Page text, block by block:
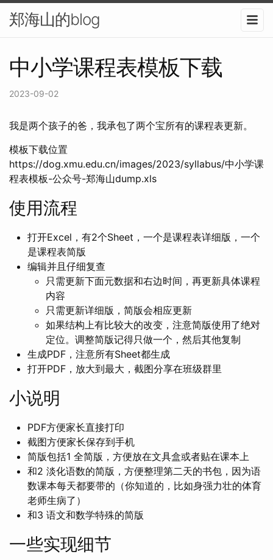
郑海山的blog
中小学课程表模板下载
2023-09-02
我是两个孩子的爸，我承包了两个宝所有的课程表更新。
模板下载位置
https://dog.xmu.edu.cn/images/2023/syllabus/中小学课
程表模板-公众号-郑海山dump.xls
使用流程
打开Excel，有2个Sheet，一个是课程表详细版，一个
是课程表简版
编辑并且仔细复查
只需更新下面元数据和右边时间，再更新具体课程
内容
只需更新详细版，简版会相应更新
如果结构上有比较大的改变，注意简版使用了绝对
定位。调整简版记得只做一个，然后其他复制
生成PDF，注意所有Sheet都生成
打开PDF，放大到最大，截图分享在班级群里
小说明
PDF方便家长直接打印
截图方便家长保存到手机
简版包括1 全简版，方便放在文具盒或者贴在课本上
和2 淡化语数的简版，方便整理第二天的书包，因为语
数课本每天都要带的（你知道的，比如身强力壮的体育
老师生病了）
和3 语文和数学特殊的简版
一些实现细节